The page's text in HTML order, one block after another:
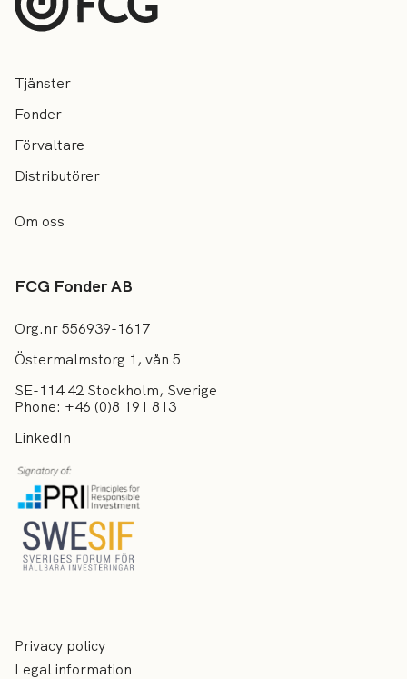
Tjänster
Fonder
Förvaltare
Distributörer
Om oss
FCG Fonder AB
Org.nr 556939-1617
Östermalmstorg 1, vån 5
SE-114 42 Stockholm, Sverige
Phone: +46 (0)8 191 813
LinkedIn
Privacy policy
Legal information